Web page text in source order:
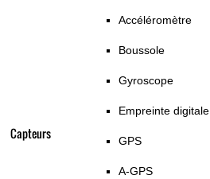
Capteurs
Accéléromètre
Boussole
Gyroscope
Empreinte digitale
GPS
A-GPS